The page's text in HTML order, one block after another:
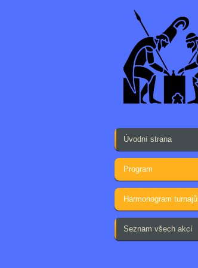
Úvodní strana
Program
Harmonogram turnajů
Seznam všech akcí